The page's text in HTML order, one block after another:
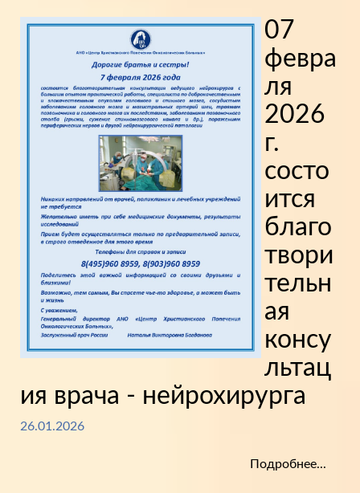
07
февра
ля
2026
г.
состо
ится
благо
твори
тельн
ая
консу
льтац
ия врача - нейрохирурга
26.01.2026
Подробнее...